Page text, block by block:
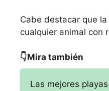
Cabe destacar que
cualquier animal con
👇Mira también
Las mejores